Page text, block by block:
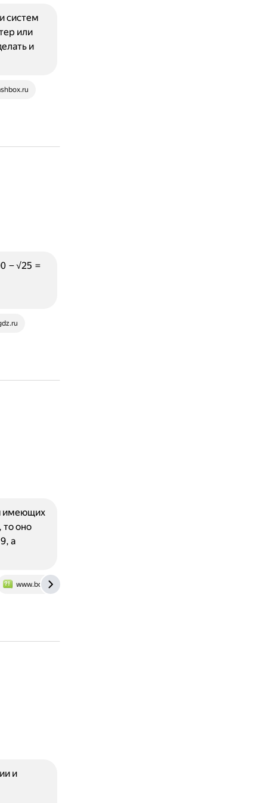
систем
или
и
− √25 =
www.bolshoyvopros.ru
имеющих
то оно
а
и